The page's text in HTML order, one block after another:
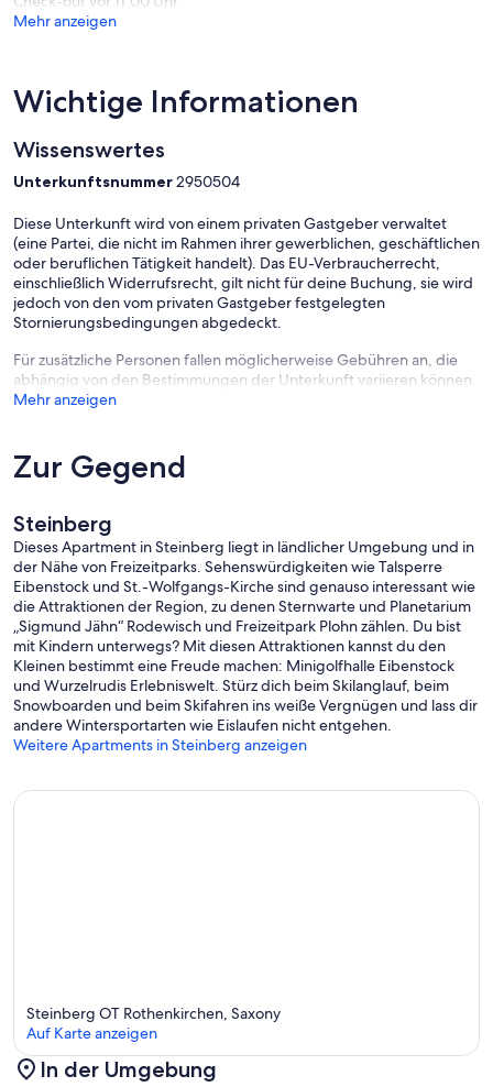
Mehr anzeigen
Wichtige Informationen
Wissenswertes
Unterkunftsnummer2950504
Diese Unterkunft wird von einem privaten Gastgeber verwaltet
(eine Partei, die nicht im Rahmen ihrer gewerblichen, geschäftlichen
oder beruflichen Tätigkeit handelt). Das EU-Verbraucherrecht,
einschließlich Widerrufsrecht, gilt nicht für deine Buchung, sie wird
jedoch von den vom privaten Gastgeber festgelegten
Stornierungsbedingungen abgedeckt.
Für zusätzliche Personen fallen möglicherweise Gebühren an, die
abhängig von den Bestimmungen der Unterkunft variieren können.
Mehr anzeigen
Zur Gegend
Steinberg
Dieses Apartment in Steinberg liegt in ländlicher Umgebung und in
der Nähe von Freizeitparks. Sehenswürdigkeiten wie Talsperre
Eibenstock und St.-Wolfgangs-Kirche sind genauso interessant wie
die Attraktionen der Region, zu denen Sternwarte und Planetarium
„Sigmund Jähn“ Rodewisch und Freizeitpark Plohn zählen. Du bist
mit Kindern unterwegs? Mit diesen Attraktionen kannst du den
Kleinen bestimmt eine Freude machen: Minigolfhalle Eibenstock
und Wurzelrudis Erlebniswelt. Stürz dich beim Skilanglauf, beim
Snowboarden und beim Skifahren ins weiße Vergnügen und lass dir
andere Wintersportarten wie Eislaufen nicht entgehen.
Weitere Apartments in Steinberg anzeigen
Steinberg OT Rothenkirchen, Saxony
Auf Karte anzeigen
In der Umgebung